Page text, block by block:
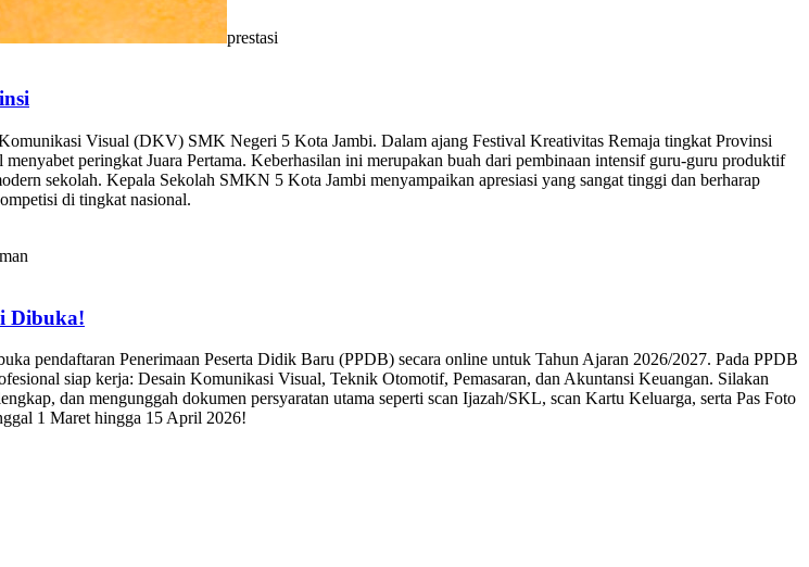
prestasi
Visual (DKV) SMK Negeri 5 Kota Jambi. Dalam ajang Festival Kreativitas Remaja tingkat Provinsi
peringkat Juara Pertama. Keberhasilan ini merupakan buah dari pembinaan intensif guru-guru produktif
sekolah. Kepala Sekolah SMKN 5 Kota Jambi menyampaikan apresiasi yang sangat tinggi dan berharap
di tingkat nasional.
Dibuka!
pendaftaran Penerimaan Peserta Didik Baru (PPDB) secara online untuk Tahun Ajaran 2026/2027. Pada PPDB
siap kerja: Desain Komunikasi Visual, Teknik Otomotif, Pemasaran, dan Akuntansi Keuangan. Silakan
dan mengunggah dokumen persyaratan utama seperti scan Ijazah/SKL, scan Kartu Keluarga, serta Pas Foto
1 Maret hingga 15 April 2026!